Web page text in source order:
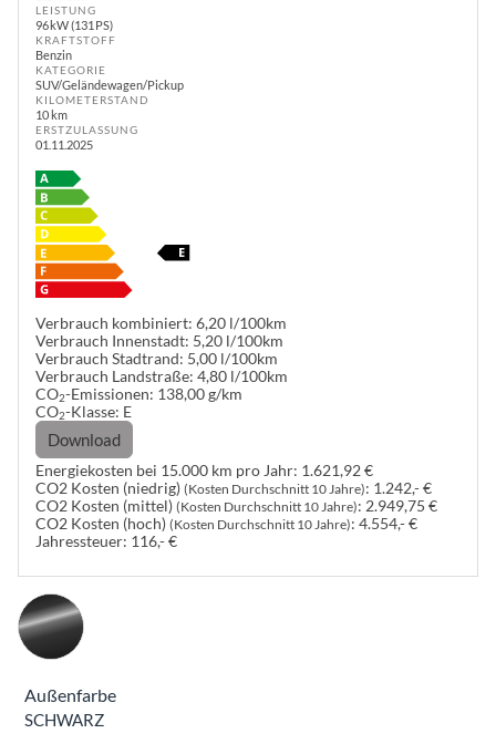
LEISTUNG
96 kW (131 PS)
KRAFTSTOFF
Benzin
KATEGORIE
SUV/Geländewagen/Pickup
KILOMETERSTAND
10 km
ERSTZULASSUNG
01.11.2025
Verbrauch kombiniert: 6,20 l/100km
Verbrauch Innenstadt: 5,20 l/100km
Verbrauch Stadtrand: 5,00 l/100km
Verbrauch Landstraße: 4,80 l/100km
CO2-Emissionen: 138,00 g/km
CO2-Klasse: E
Download
Energiekosten bei 15.000 km pro Jahr: 1.621,92 €
CO2 Kosten (niedrig) (Kosten Durchschnitt 10 Jahre): 1.242,- €
CO2 Kosten (mittel) (Kosten Durchschnitt 10 Jahre): 2.949,75 €
CO2 Kosten (hoch) (Kosten Durchschnitt 10 Jahre): 4.554,- €
Jahressteuer: 116,- €
Außenfarbe
SCHWARZ